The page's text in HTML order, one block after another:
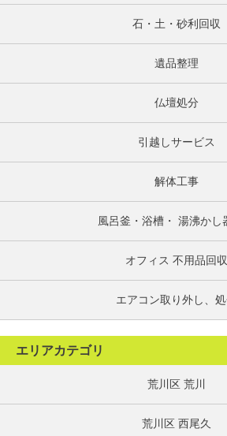
石・土・砂利回収
遺品整理
仏壇処分
引越しサービス
解体工事
風呂釜・浴槽・ 湯沸かし
オフィス 不用品回収
エアコン取り外し、
エリアカテゴリ
荒川区 荒川
荒川区 西尾久